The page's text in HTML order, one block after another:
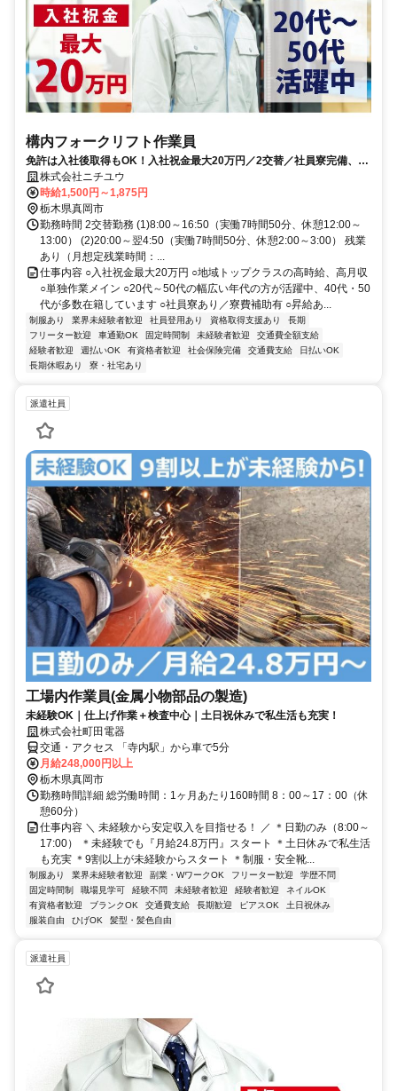
構内フォークリフト作業員
免許は入社後取得もOK！入社祝金最大20万円／2交替／社員寮完備、寮
費補助あり／月収例33万円以上
株式会社ニチユウ
時給1,500円～1,875円
栃木県真岡市
勤務時間 2交替勤務 (1)8:00～16:50（実働7時間50分、休憩12:00～
13:00） (2)20:00～翌4:50（実働7時間50分、休憩2:00～3:00） 残業
あり（月想定残業時間：...
仕事内容 ○入社祝金最大20万円 ○地域トップクラスの高時給、高月収
○単独作業メイン ○20代～50代の幅広い年代の方が活躍中、40代・50
代が多数在籍しています ○社員寮あり／寮費補助有 ○昇給あ...
制服あり 業界未経験者歓迎 社員登用あり 資格取得支援あり
長期
フリーター歓迎
車通勤OK 固定時間制 未経験者歓迎
交通費全額支給
経験者歓迎
週払いOK 有資格者歓迎 社会保険完備 交通費支給
日払いOK
長期休暇あり
寮・社宅あり
派遣社員
工場内作業員(金属小物部品の製造)
未経験OK｜仕上げ作業＋検査中心｜土日祝休みで私生活も充実！
株式会社町田電器
交通・アクセス 「寺内駅」から車で5分
月給248,000円以上
栃木県真岡市
勤務時間詳細 総労働時間：1ヶ月あたり160時間 8：00～17：00（休
憩60分）
仕事内容 ＼ 未経験から安定収入を目指せる！ ／ ＊日勤のみ（8:00～
17:00） ＊未経験でも『月給24.8万円』スタート ＊土日休みで私生活
も充実 ＊9割以上が未経験からスタート ＊制服・安全靴...
制服あり 業界未経験者歓迎 副業・WワークOK フリーター歓迎
学歴不問
固定時間制
職場見学可 経験不問 未経験者歓迎 経験者歓迎
ネイルOK
有資格者歓迎
ブランクOK 交通費支給 長期歓迎 ピアスOK
土日祝休み
服装自由
ひげOK 髪型・髪色自由
派遣社員